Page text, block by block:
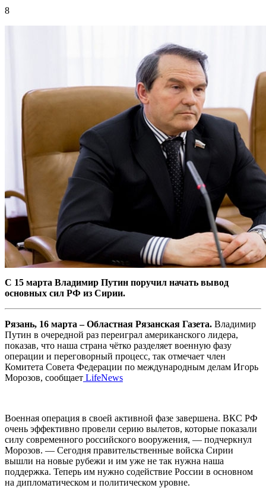
8
C 15 марта Владимир Путин поручил начать вывод
основных сил РФ из Сирии.
Рязань, 16 марта – Областная Рязанская Газета. Владимир
Путин в очередной раз переиграл американского лидера,
показав, что наша страна чётко разделяет военную фазу
операции и переговорный процесс, так отмечает член
Комитета Совета Федерации по международным делам Игорь
Морозов, сообщает LifeNews
Военная операция в своей активной фазе завершена. ВКС РФ
очень эффективно провели серию вылетов, которые показали
силу современного российского вооружения, — подчеркнул
Морозов. — Сегодня правительственные войска Сирии
вышли на новые рубежи и им уже не так нужна наша
поддержка. Теперь им нужно содействие России в основном
на дипломатическом и политическом уровне.